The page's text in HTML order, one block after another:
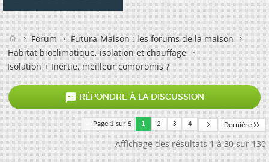
Forum
Futura-Maison : les forums de la maison
Habitat bioclimatique, isolation et chauffage
Isolation + Inertie, meilleur compromis ?
 RÉPONDRE À LA DISCUSSION
Page 1 sur 5 1 2 3 4 Dernière
Affichage des résultats 1 à 30 sur 130